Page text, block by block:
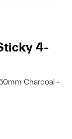
4-
Charcoal -